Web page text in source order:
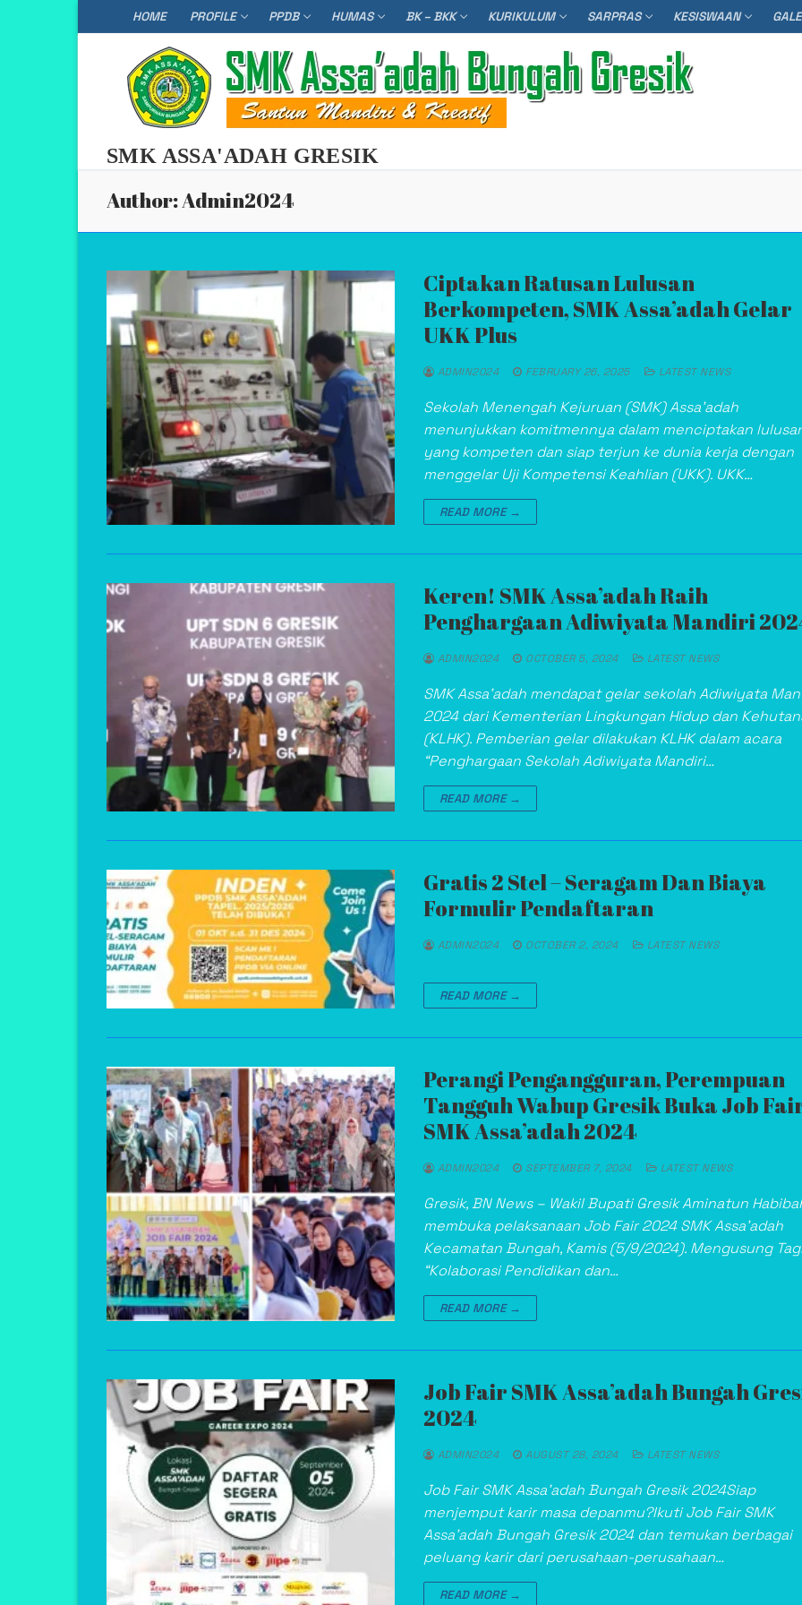
to
HOME PROFILE PPDB HUMAS BK – BKK KURIKULUM SARPRAS KESISWAAN
SMK ASSA'ADAH GRESIK
Author:Admin2024
Ciptakan Ratusan Lulusan
Berkompeten, SMK Assa’adah Gelar
UKK Plus
ADMIN2024 FEBRUARY 26, 2025 LATEST NEWS
Sekolah Menengah Kejuruan (SMK) Assa’adah
menunjukkan komitmennya dalam menciptakan
yang kompeten dan siap terjun ke dunia kerja dengan
menggelar Uji Kompetensi Keahlian (UKK). UKK…
READ MORE →
Keren! SMK Assa’adah Raih
Penghargaan Adiwiyata Mandiri
ADMIN2024 OCTOBER 5, 2024 LATEST NEWS
SMK Assa’adah mendapat gelar sekolah Adiwiyata
2024 dari Kementerian Lingkungan Hidup dan
(KLHK). Pemberian gelar dilakukan KLHK dalam acara
“Penghargaan Sekolah Adiwiyata Mandiri…
READ MORE →
Gratis 2 Stel – Seragam Dan Biaya
Formulir Pendaftaran
ADMIN2024 OCTOBER 2, 2024 LATEST NEWS
READ MORE →
Perangi Pengangguran, Perempuan
Tangguh Wabup Gresik Buka Job
SMK Assa’adah 2024
ADMIN2024 SEPTEMBER 7, 2024 LATEST NEWS
Gresik, BN News – Wakil Bupati Gresik Aminatun
membuka pelaksanaan Job Fair 2024 SMK Assa’adah
Kecamatan Bungah, Kamis (5/9/2024). Mengusung
“Kolaborasi Pendidikan dan…
READ MORE →
Job Fair SMK Assa’adah Bungah
2024
ADMIN2024 AUGUST 28, 2024 LATEST NEWS
Job Fair SMK Assa’adah Bungah Gresik 2024Siap
menjemput karir masa depanmu?Ikuti Job Fair SMK
Assa’adah Bungah Gresik 2024 dan temukan berbagai
peluang karir dari perusahaan-perusahaan…
READ MORE →